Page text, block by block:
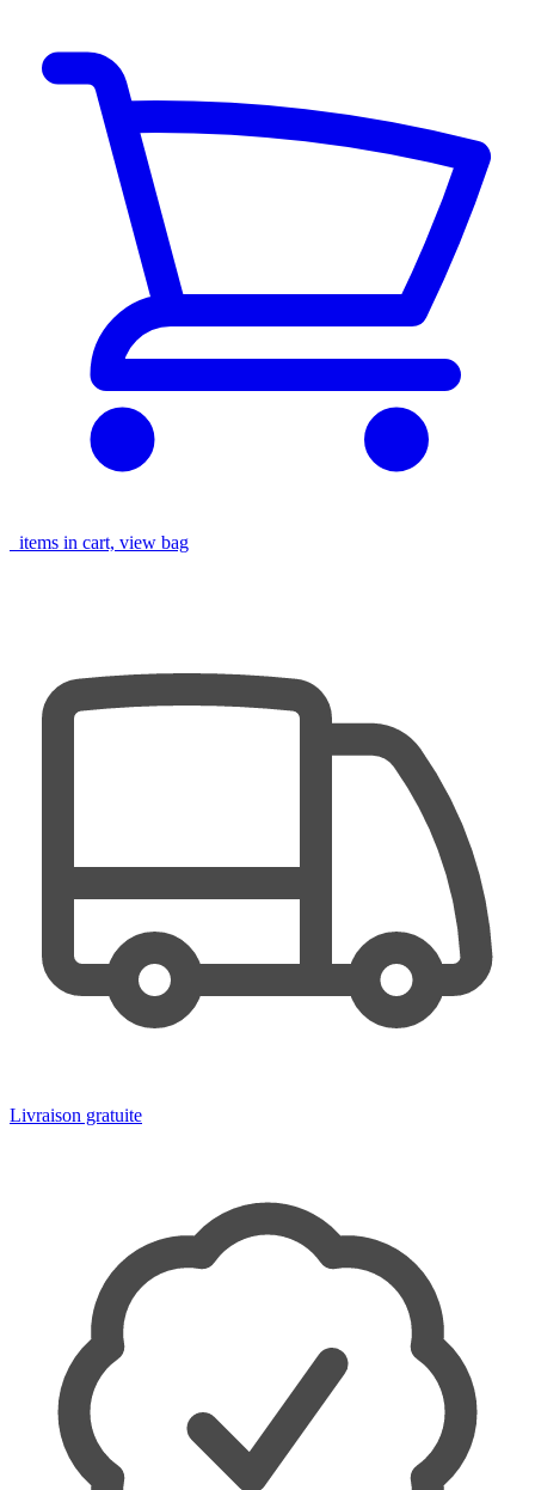
items in cart, view bag
Livraison gratuite